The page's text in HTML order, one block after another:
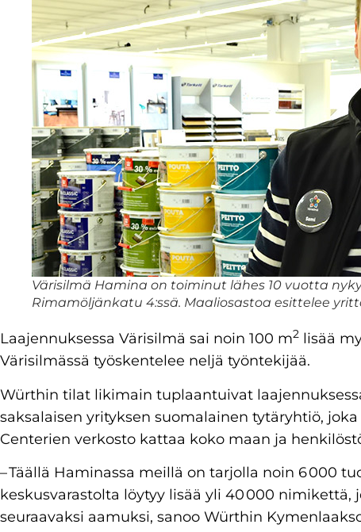
Värisilmä Hamina on toiminut lähes 10 vuotta
Rimamöljänkatu 4:ssä. Maaliosastoa esittelee
Laajennuksessa Värisilmä sai noin 100 m2 lisää
Värisilmässä työskentelee neljä työntekijää.
Würthin tilat likimain tuplaantuivat
saksalaisen yrityksen suomalainen tytäryhtiö,
Centerien verkosto kattaa koko maan ja
– Täällä Haminassa meillä on tarjolla noin 6 000
keskusvarastolta löytyy lisää yli 40 000
seuraavaksi aamuksi, sanoo Würthin